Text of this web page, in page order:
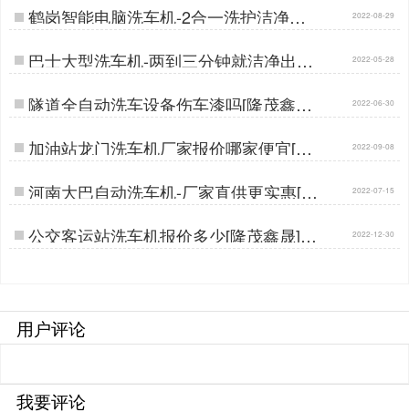
鹤岗智能电脑洗车机-2合一洗护洁净出
行[隆茂鑫晟]…
2022-08-29
巴士大型洗车机-两到三分钟就洁净出行
[隆茂鑫晟]…
2022-05-28
隧道全自动洗车设备伤车漆吗[隆茂鑫晟]
…
2022-06-30
加油站龙门洗车机厂家报价哪家便宜[隆
茂鑫晟]…
2022-09-08
河南大巴自动洗车机-厂家直供更实惠[隆
茂鑫晟]…
2022-07-15
公交客运站洗车机报价多少[隆茂鑫晟]… 2022-12-30
用户评论
我要评论